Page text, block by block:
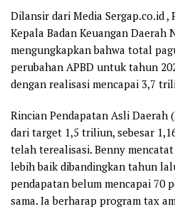
Dilansir dari Media Sergap.co.id ,
Kepala Badan Keuangan Daerah
mengungkapkan bahwa total
perubahan APBD untuk tahun
dengan realisasi mencapai 3,7
Rincian Pendapatan Asli Daerah
dari target 1,5 triliun, sebesar
telah terealisasi. Benny
lebih baik dibandingkan tahun
pendapatan belum mencapai 70
sama. Ia berharap program tax